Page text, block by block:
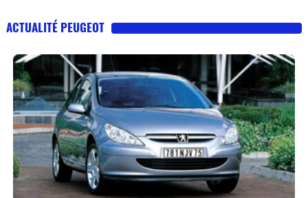
ACTUALITÉ PEUGEOT